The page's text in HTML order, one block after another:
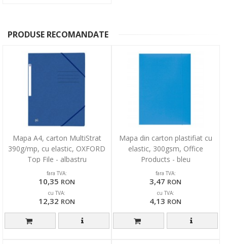
PRODUSE RECOMANDATE
Mapa A4, carton MultiStrat
390g/mp, cu elastic, OXFORD
Top File - albastru
fara TVA:
10,35 RON
cu TVA:
12,32 RON
Mapa din carton plastifiat cu
elastic, 300gsm, Office
Products - bleu
fara TVA:
3,47 RON
cu TVA:
4,13 RON